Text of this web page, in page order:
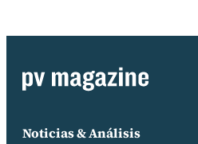
Noticias & Análisis